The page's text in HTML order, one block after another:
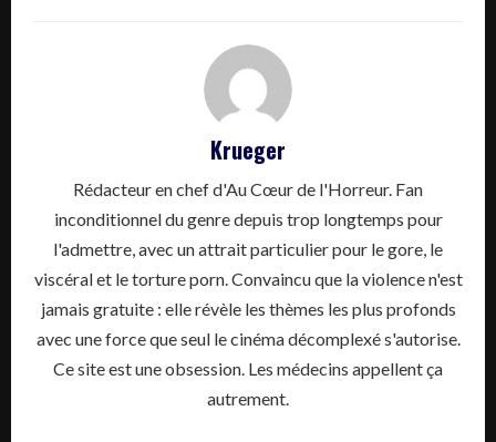
Krueger
Rédacteur en chef d'Au Cœur de l'Horreur. Fan
inconditionnel du genre depuis trop longtemps pour
l'admettre, avec un attrait particulier pour le gore, le
viscéral et le torture porn. Convaincu que la violence n'est
jamais gratuite : elle révèle les thèmes les plus profonds
avec une force que seul le cinéma décomplexé s'autorise.
Ce site est une obsession. Les médecins appellent ça
autrement.